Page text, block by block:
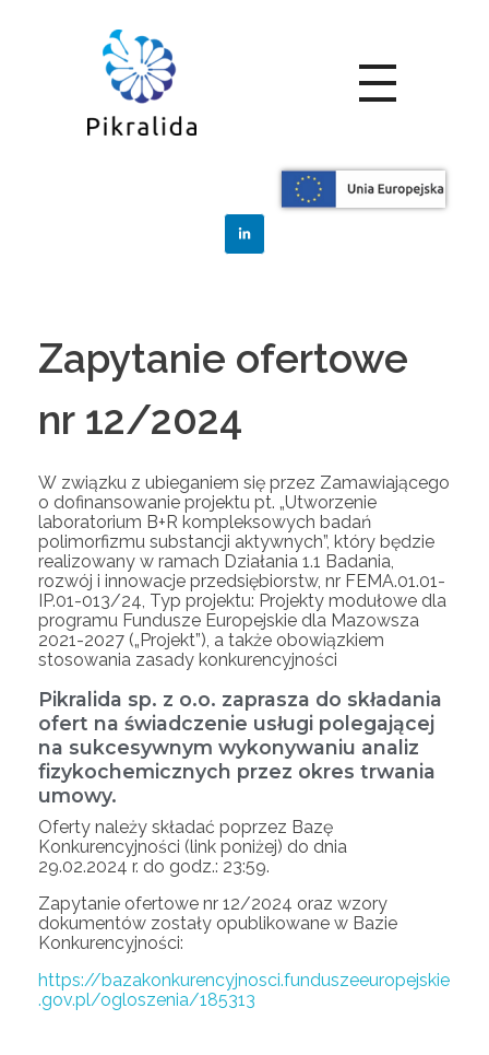
Zamówienia
Posts in category:
Zamówienia
Zapytanie ofertowe
nr 12/2024
W związku z ubieganiem się przez Zamawiającego
o dofinansowanie projektu pt. „Utworzenie
laboratorium B+R kompleksowych badań
polimorfizmu substancji aktywnych”, który będzie
realizowany w ramach Działania 1.1 Badania,
rozwój i innowacje przedsiębiorstw, nr FEMA.01.01-
IP.01-013/24, Typ projektu: Projekty modułowe dla
programu Fundusze Europejskie dla Mazowsza
2021-2027 („Projekt”), a także obowiązkiem
stosowania zasady konkurencyjności
Pikralida sp. z o.o. zaprasza do składania
ofert na świadczenie usługi polegającej
na sukcesywnym wykonywaniu analiz
fizykochemicznych przez okres trwania
umowy.
Oferty należy składać poprzez Bazę
Konkurencyjności (link poniżej) do dnia
29.02.2024 r. do godz.: 23:59.
Zapytanie ofertowe nr 12/2024 oraz wzory
dokumentów zostały opublikowane w Bazie
Konkurencyjności:
https://bazakonkurencyjnosci.funduszeeuropejskie
.gov.pl/ogloszenia/185313